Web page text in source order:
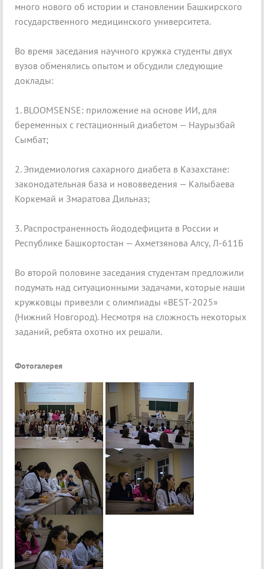
много нового об истории и становлении Башкирского
государственного медицинского университета.
Во время заседания научного кружка студенты двух
вузов обменялись опытом и обсудили следующие
доклады:
1. BLOOMSENSE: приложение на основе ИИ, для
беременных с гестационный диабетом — Наурызбай
Сымбат;
2. Эпидемиология сахарного диабета в Казахстане:
законодательная база и нововведения — Калыбаева
Коркемай и Змаратова Дильназ;
3. Распространенность йододефицита в России и
Республике Башкортостан — Ахметзянова Алсу, Л-611Б
Во второй половине заседания студентам предложили
подумать над ситуационными задачами, которые наши
кружковцы привезли с олимпиады «BEST-2025»
(Нижний Новгород). Несмотря на сложность некоторых
заданий, ребята охотно их решали.
Фотогалерея